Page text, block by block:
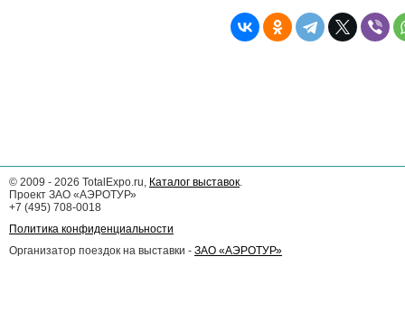
© 2009 - 2026 TotalExpo.ru, Каталог выставок.
Проект ЗАО «АЭРОТУР»
+7 (495) 708-0018
Политика конфиденциальности
Организатор поездок на выставки - ЗАО «АЭРОТУР»